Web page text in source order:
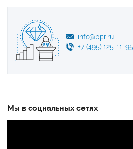
info@ppr.ru
+7 (495) 125-11-95
Мы в социальных сетях